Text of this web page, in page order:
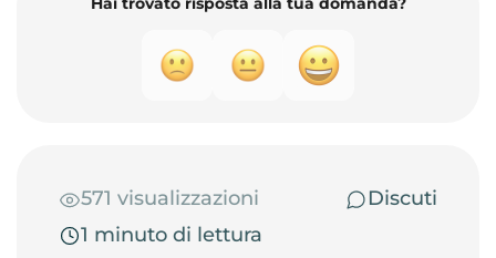
571 visualizzazioni
Discuti
1 minuto di lettura